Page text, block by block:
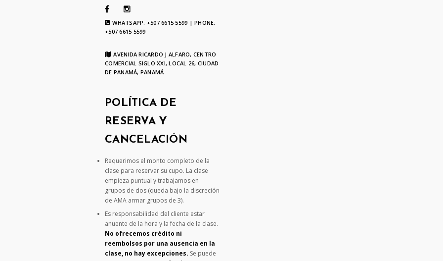
WHATSAPP: +507 6615 5599 | PHONE:
+507 6615 5599
AVENIDA RICARDO J ALFARO, CENTRO
COMERCIAL SIGLO XXI, LOCAL 26, CIUDAD
DE PANAMÁ, PANAMÁ
POLÍTICA DE
RESERVA Y
CANCELACIÓN
Requerimos el monto completo de la
clase para reservar su cupo. La clase
empieza puntual y trabajamos en
grupos de dos (queda bajo la discreción
de AMA armar grupos de 3).
Es responsabilidad del cliente estar
anuente de la hora y la fecha de la clase.
No ofrecemos crédito ni
reembolsos por una ausencia en la
clase, no hay excepciones. Se puede